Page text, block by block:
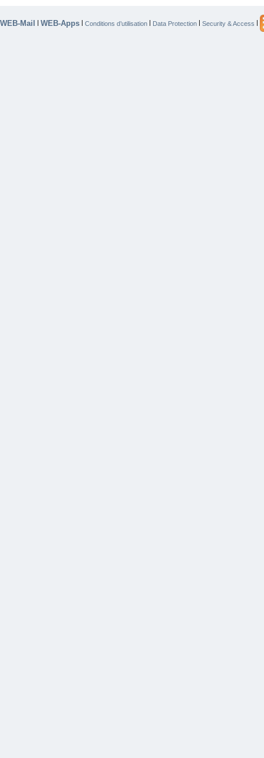
WEB-Mail | WEB-Apps | Conditions d’utilisation | Data Protection | Security & Access |